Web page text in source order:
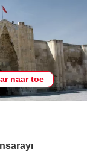
naar toe